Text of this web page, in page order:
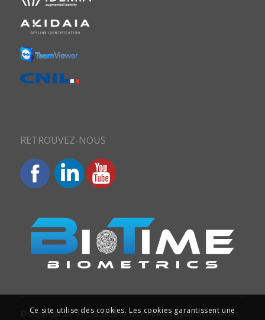
RETROUVEZ-NOUS
© Copyright 2014-2026. Biotime Biometrics. Tous droits réservés.
Ce site utilise des cookies. Les cookies garantissent une